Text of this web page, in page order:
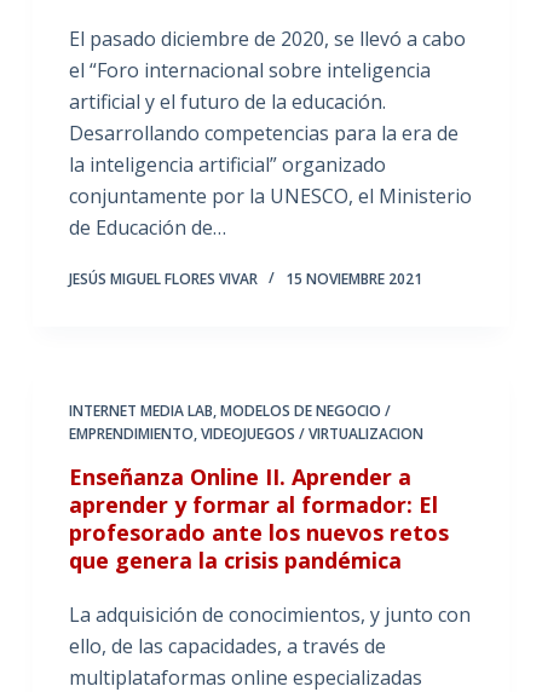
El pasado diciembre de 2020, se llevó a cabo
el “Foro internacional sobre inteligencia
artificial y el futuro de la educación.
Desarrollando competencias para la era de
la inteligencia artificial” organizado
conjuntamente por la UNESCO, el Ministerio
de Educación de…
JESÚS MIGUEL FLORES VIVAR 15 NOVIEMBRE 2021
INTERNET MEDIA LAB,MODELOS DE NEGOCIO /
EMPRENDIMIENTO,VIDEOJUEGOS / VIRTUALIZACION
Enseñanza Online II. Aprender a
aprender y formar al formador: El
profesorado ante los nuevos retos
que genera la crisis pandémica
La adquisición de conocimientos, y junto con
ello, de las capacidades, a través de
multiplataformas online especializadas